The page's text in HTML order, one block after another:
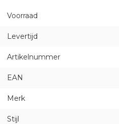
Voorraad
Levertijd
Artikelnummer
EAN
Merk
Stijl